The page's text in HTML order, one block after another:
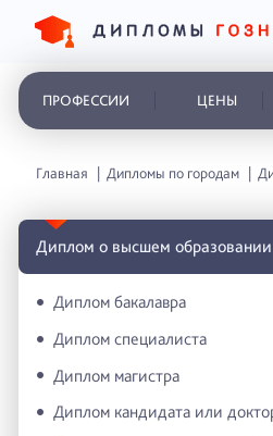
ПРОФЕССИИ ЦЕНЫ
Главная Дипломы по городам
Диплом о высшем образовании
Диплом бакалавра
Диплом специалиста
Диплом магистра
Диплом кандидата или